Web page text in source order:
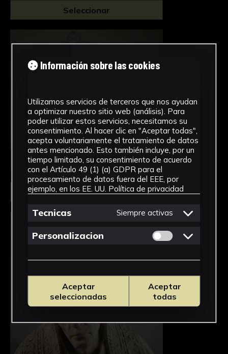
Seleccionar
Seleccionar
Información sobre las cookies
Utilizamos servicios de terceros que nos ayudan
a optimizar nuestro sitio web (análisis). Para
poder utilizar estos servicios, necesitamos su
consentimiento. Al hacer clic en "Aceptar todas",
acepta voluntariamente el tratamiento de datos
antes mencionado. Esto también incluye, por un
tiempo limitado, su consentimiento de acuerdo
con el Artículo 49 (1) (a) GDPR para el
procesamiento de datos fuera del EEE, por
ejemplo, en los EE. UU. Política de privacidad
Tecnicas Siempre activas
Personalizacion Permitir cookies
Aceptar
seleccionadas
Aceptar
todas